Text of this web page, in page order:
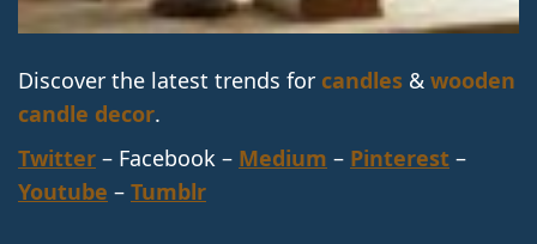
Discover the latest trends for candles & wooden
candle decor.
Twitter – Facebook – Medium – Pinterest –
Youtube – Tumblr